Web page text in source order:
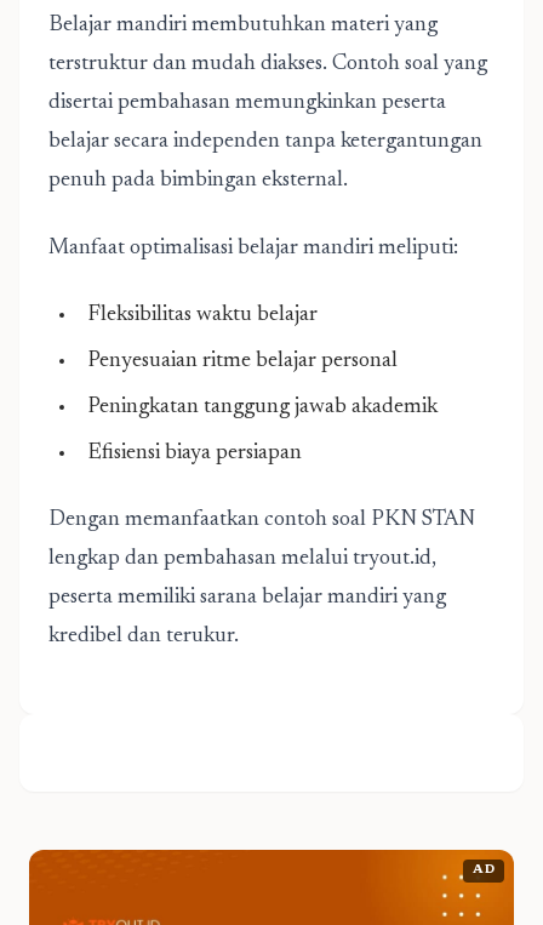
Belajar mandiri membutuhkan materi yang
terstruktur dan mudah diakses. Contoh soal yang
disertai pembahasan memungkinkan peserta
belajar secara independen tanpa ketergantungan
penuh pada bimbingan eksternal.
Manfaat optimalisasi belajar mandiri meliputi:
Fleksibilitas waktu belajar
Penyesuaian ritme belajar personal
Peningkatan tanggung jawab akademik
Efisiensi biaya persiapan
Dengan memanfaatkan contoh soal PKN STAN
lengkap dan pembahasan melalui tryout.id,
peserta memiliki sarana belajar mandiri yang
kredibel dan terukur.
AD